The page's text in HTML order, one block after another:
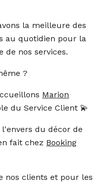
la meilleure des
au quotidien pour la
de nos services.
?
Marion
du Service Client 💫
du décor de
fait chez Booking
nos clients et pour les